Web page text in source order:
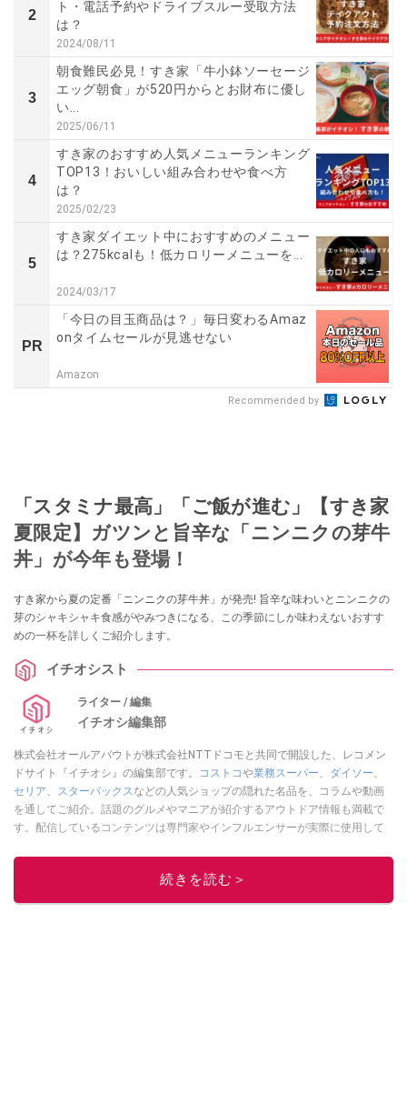
2
ト・電話予約やドライブスルー受取方法
は？
2024/08/11
3
朝食難民必見！すき家「牛小鉢ソーセージ
エッグ朝食」が520円からとお財布に優し
い...
2025/06/11
4
すき家のおすすめ人気メニューランキング
TOP13！おいしい組み合わせや食べ方
は？
2025/02/23
5
すき家ダイエット中におすすめのメニュー
は？275kcalも！低カロリーメニューを...
2024/03/17
PR
「今日の目玉商品は？」毎日変わるAmaz
onタイムセールが見逃せない
Amazon
Recommended by
「スタミナ最高」「ご飯が進む」【すき家
夏限定】ガツンと旨辛な「ニンニクの芽牛
丼」が今年も登場！
すき家から夏の定番「ニンニクの芽牛丼」が発売! 旨辛な味わいとニンニクの
芽のシャキシャキ食感がやみつきになる、この季節にしか味わえないおすす
めの一杯を詳しくご紹介します。
イチオシスト
ライター / 編集
イチオシ編集部
株式会社オールアバウトが株式会社NTTドコモと共同で開設した、レコメン
ドサイト『イチオシ』の編集部です。
コストコや業務スーパー、 ダイソー、
セリア、 スターバックスなどの人気ショップの隠れた名品を、コラムや動画
を通してご紹介。話題のグルメやマニアが紹介するアウトドア情報も満載で
す。配信しているコンテンツは専門家やインフルエンサーが実際に使用して
ニュースでフォロー
続きを読む＞